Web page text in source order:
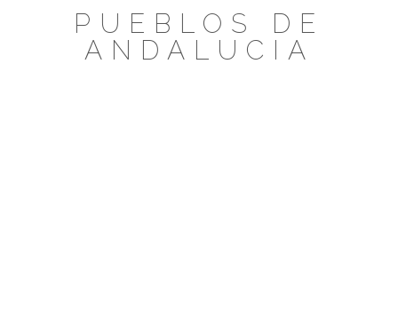
PUEBLOS DE
ANDALUCIA